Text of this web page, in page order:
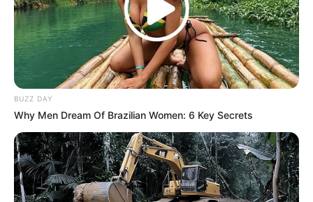
BUZZ DAY
Why Men Dream Of Brazilian Women: 6 Key Secrets